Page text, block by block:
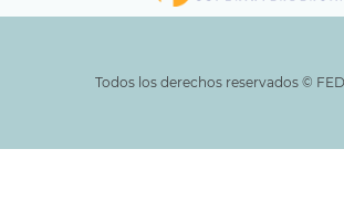
Todos los derechos reservados ©️